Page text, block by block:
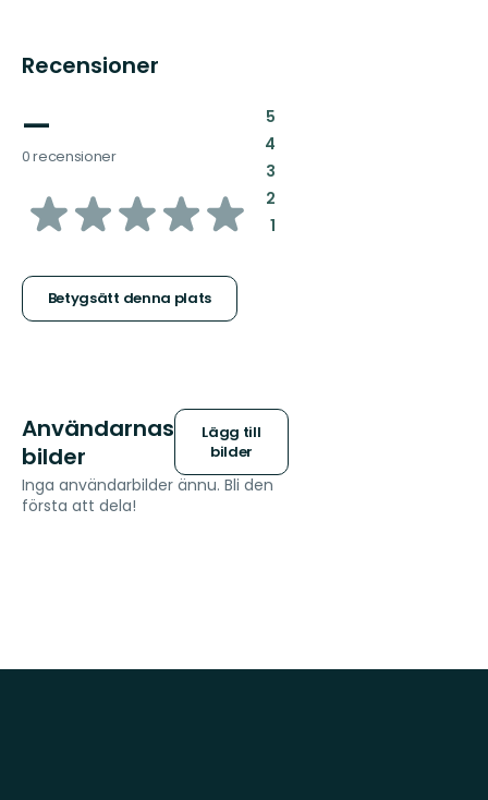
Recensioner
—
0 recensioner
av
stjärnor
Betygsätt denna plats
5:
4:
3:
2:
1:
Användarnas
bilder
Lägg till
bilder
Inga användarbilder ännu. Bli den
första att dela!